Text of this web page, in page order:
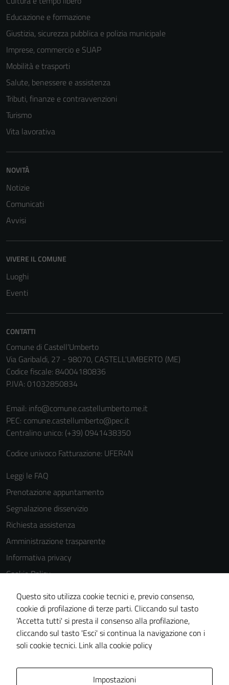
Educazione e formazione
Giustizia, sicurezza pubblica e polizia municipale
Imprese, commercio e SUAP
Mobilità e trasporti
Salute, benessere e assistenza
Tributi, finanze e contravvenzioni
Turismo
Vita lavorativa
NOVITÀ
Notizie
Comunicati
Avvisi
VIVERE IL COMUNE
Luoghi
Eventi
CONTATTI
Comune di Castell'Umberto
Via Garibaldi, 27 - 98070, CASTELL'UMBERTO (ME)
Codice fiscale: 84004180836
P.IVA: 01032850834
Email: info@comune.castellumberto.me.it
PEC: comune.castellumberto@pec.it
Centralino unico: (+39) 0941438350
Codice univoco Fatturazione: UFER4N
Leggi le FAQ
Prenotazione appuntamento
Segnalazione disservizio
Richiesta assistenza
Amministrazione trasparente
Informativa privacy
Cookie Policy
Note legali
Dichiarazione di accessibilità
Obiettivi di accessibilità
Piano di miglioramento del sito
Questo sito utilizza cookie tecnici e, previo consenso,
cookie di profilazione di terze parti. Cliccando sul tasto
'Accetta tutti' si presta il consenso alla profilazione,
cliccando sul tasto 'Esci' si continua la navigazione con i
soli cookie tecnici. Link alla cookie policy
Impostazioni